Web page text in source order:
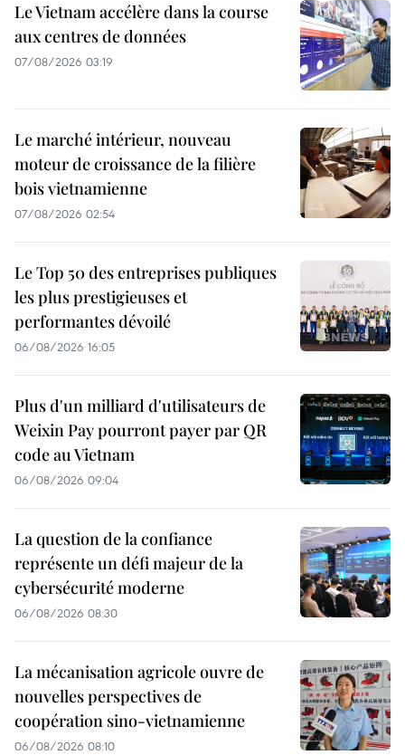
Le Vietnam accélère dans la course
aux centres de données
07/08/2026 03:19
Le marché intérieur, nouveau
moteur de croissance de la filière
bois vietnamienne
07/08/2026 02:54
Le Top 50 des entreprises publiques
les plus prestigieuses et
performantes dévoilé
06/08/2026 16:05
Plus d'un milliard d'utilisateurs de
Weixin Pay pourront payer par QR
code au Vietnam
06/08/2026 09:04
La question de la confiance
représente un défi majeur de la
cybersécurité moderne
06/08/2026 08:30
La mécanisation agricole ouvre de
nouvelles perspectives de
coopération sino-vietnamienne
06/08/2026 08:10